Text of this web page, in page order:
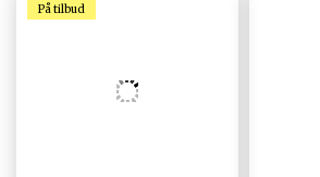
Dommerfløjte
På tilbud